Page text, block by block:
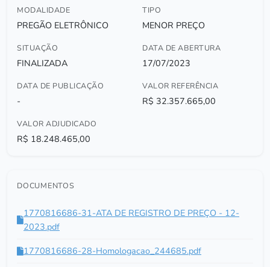
MODALIDADE
PREGÃO ELETRÔNICO
TIPO
MENOR PREÇO
SITUAÇÃO
FINALIZADA
DATA DE ABERTURA
17/07/2023
DATA DE PUBLICAÇÃO
-
VALOR REFERÊNCIA
R$ 32.357.665,00
VALOR ADJUDICADO
R$ 18.248.465,00
DOCUMENTOS
1770816686-31-ATA DE REGISTRO DE PREÇO - 12-
2023.pdf
1770816686-28-Homologacao_244685.pdf